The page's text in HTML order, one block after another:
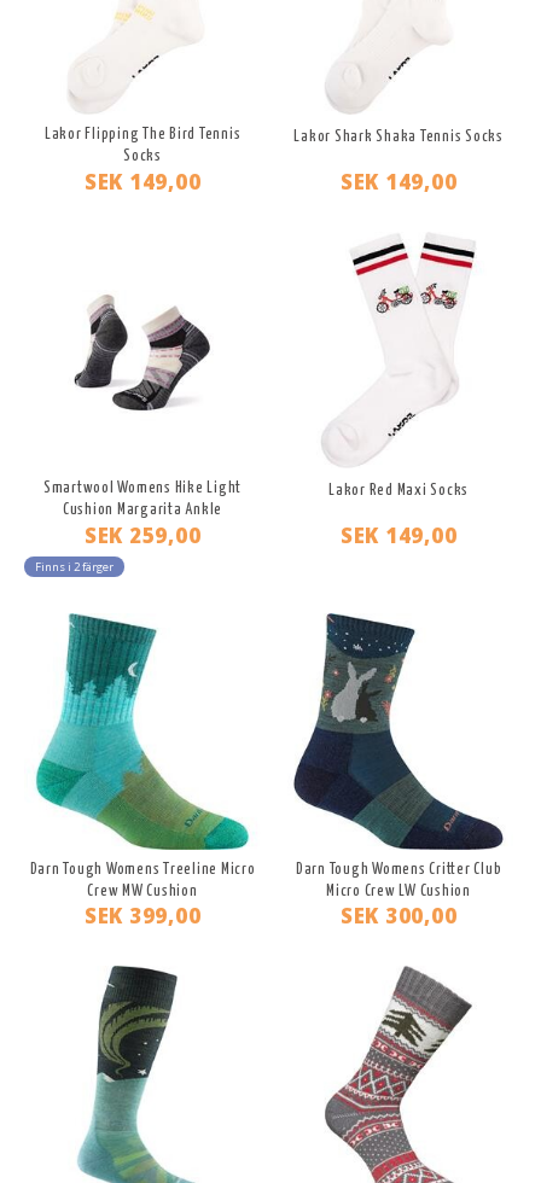
Lakor Flipping The Bird Tennis
Socks
SEK 149,00
Lakor Shark Shaka Tennis Socks
SEK 149,00
Smartwool Womens Hike Light
Cushion Margarita Ankle
SEK 259,00
Finns i 2 färger
Lakor Red Maxi Socks
SEK 149,00
Darn Tough Womens Treeline Micro
Crew MW Cushion
SEK 399,00
Darn Tough Womens Critter Club
Micro Crew LW Cushion
SEK 300,00